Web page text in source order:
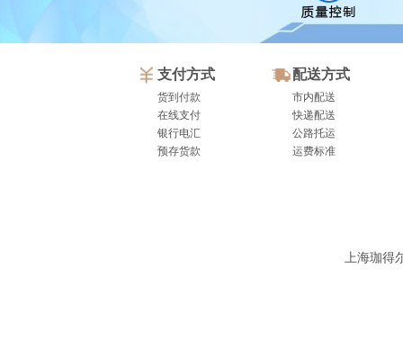
支付方式
货到付款
在线支付
银行电汇
预存货款
配送方式
市内配送
快递配送
公路托运
运费标准
上海珈得